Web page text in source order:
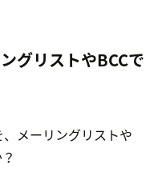
グリストやBCCで
メーリングリストや